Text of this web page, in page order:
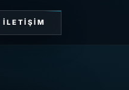
İLETIŞIM